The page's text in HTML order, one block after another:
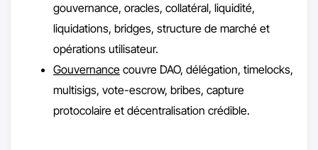
gouvernance, oracles, collatéral, liquidité,
liquidations, bridges, structure de marché et
opérations utilisateur.
Gouvernance couvre DAO, délégation, timelocks,
multisigs, vote-escrow, bribes, capture
protocolaire et décentralisation crédible.